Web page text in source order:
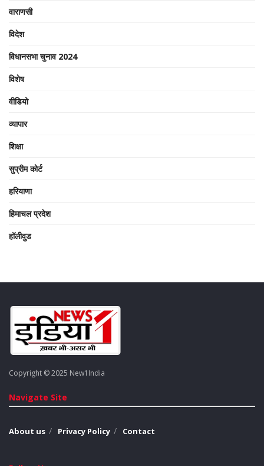
वाराणसी
विदेश
विधानसभा चुनाव 2024
विशेष
वीडियो
व्यापार
शिक्षा
सुप्रीम कोर्ट
हरियाणा
हिमाचल प्रदेश
हॉलीवुड
Copyright © 2025 New1India
Navigate Site
About us Privacy Policy Contact